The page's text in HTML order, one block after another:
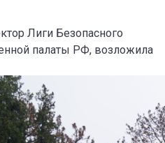
Лиги Безопасного
палаты РФ, возложила